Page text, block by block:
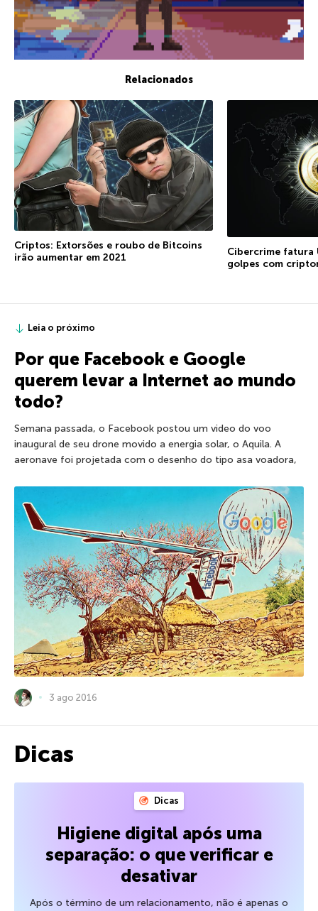
Relacionados
Criptos: Extorsões e roubo de Bitcoins
irão aumentar em 2021
Cibercrime fatura
golpes com
Leia o próximo
Por que Facebook e Google
querem levar a Internet ao mundo
todo?
Semana passada, o Facebook postou um video do voo
inaugural de seu drone movido a energia solar, o Aquila. A
aeronave foi projetada com o desenho do tipo asa voadora,
3 ago 2016
Dicas
Dicas
Higiene digital após uma
separação: o que verificar e
desativar
Após o término de um relacionamento, não é apenas o